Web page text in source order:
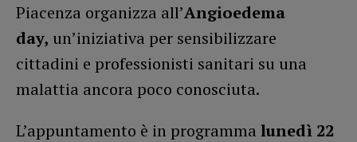
Piacenza organizza all’Angioedema
day, un’iniziativa per sensibilizzare
cittadini e professionisti sanitari su una
malattia ancora poco conosciuta.
L’appuntamento è in programma lunedì 22